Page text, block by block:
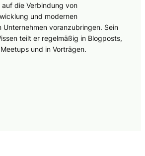
auf die Verbindung von
und modernen
Unternehmen voranzubringen. Sein
teilt er regelmäßig in Blogposts,
und in Vorträgen.